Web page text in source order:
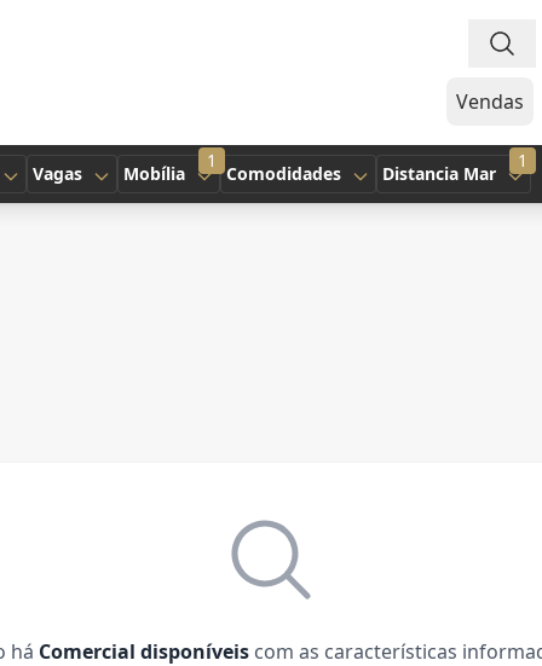
Vendas
Vagas
1
Mobília Comodidades
1
Distancia Mar
há Comercial disponíveis com as características